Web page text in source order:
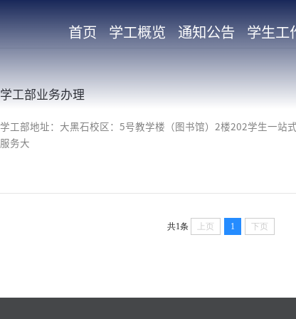
首页 学工概览 通知公告 学生工
学工部业务办理
学工部地址：大黑石校区：5号教学楼（图书馆）2楼202学生一站
服务大
共1条 上页 1 下页